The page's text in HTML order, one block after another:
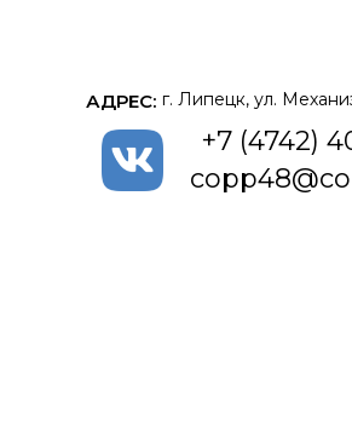
+7 (4742)
г. Липецк, ул.
АДРЕС: